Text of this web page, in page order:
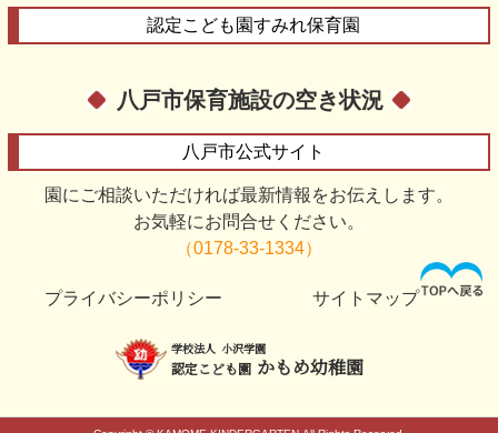
認定こども園すみれ保育園
八戸市保育施設の空き状況
八戸市公式サイト
園にご相談いただければ最新情報をお伝えします。
お気軽にお問合せください。
（0178-33-1334）
学校法人 小沢学園
認定こども園 かもめ幼稚園
プライバシーポリシー サイトマップ